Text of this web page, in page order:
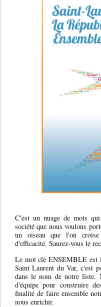
C'est un nuage de mots
société que nous voulons
un oiseau que l'on
d'efficacité. Saurez-vous le
Le mot clé ENSEMBLE est
Saint Laurent du Var, c'est
dans le nom de notre liste.
d'équipe pour construire
finalité de faire ensemble
nous enrichir.